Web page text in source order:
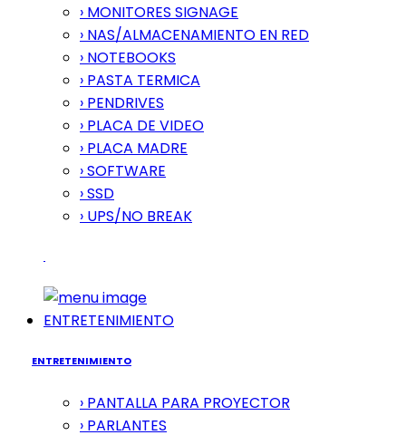
› MONITORES SIGNAGE
› NAS/ALMACENAMIENTO EN RED
› NOTEBOOKS
› PASTA TERMICA
› PENDRIVES
› PLACA DE VIDEO
› PLACA MADRE
› SOFTWARE
› SSD
› UPS/NO BREAK
ENTRETENIMIENTO
ENTRETENIMIENTO
› PANTALLA PARA PROYECTOR
› PARLANTES